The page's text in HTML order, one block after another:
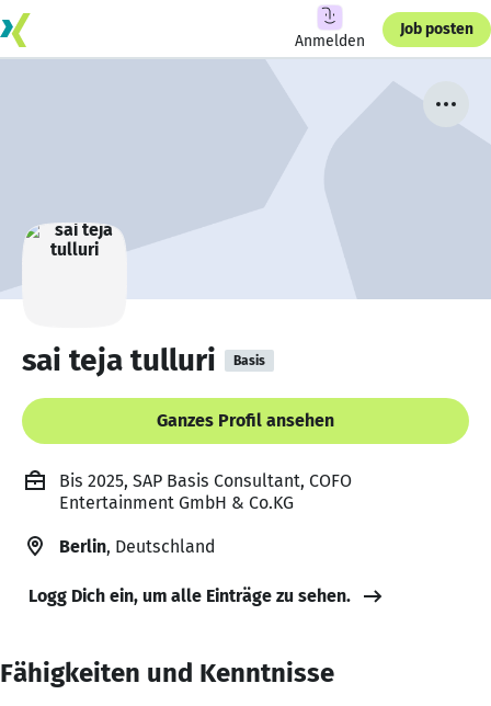
Anmelden
Job posten
sai teja tulluri Basis
Ganzes Profil ansehen
Bis 2025, SAP Basis Consultant, COFO
Entertainment GmbH & Co.KG
Berlin, Deutschland
Logg Dich ein, um alle Einträge zu sehen.
Fähigkeiten und Kenntnisse